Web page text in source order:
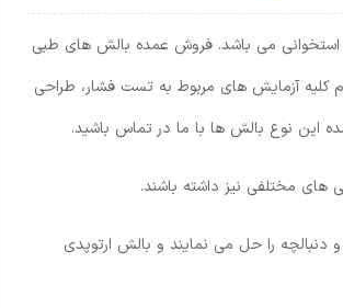
استخوانی می باشد. فروش عمده بالش های طبی
کلیه آزمایش های مربوط به تست فشار، طراحی
این نوع بالش ها با ما در تماس باشید.
های مختلفی نیز داشته باشند.
را حل می نمایند و بالش ارتوپدی